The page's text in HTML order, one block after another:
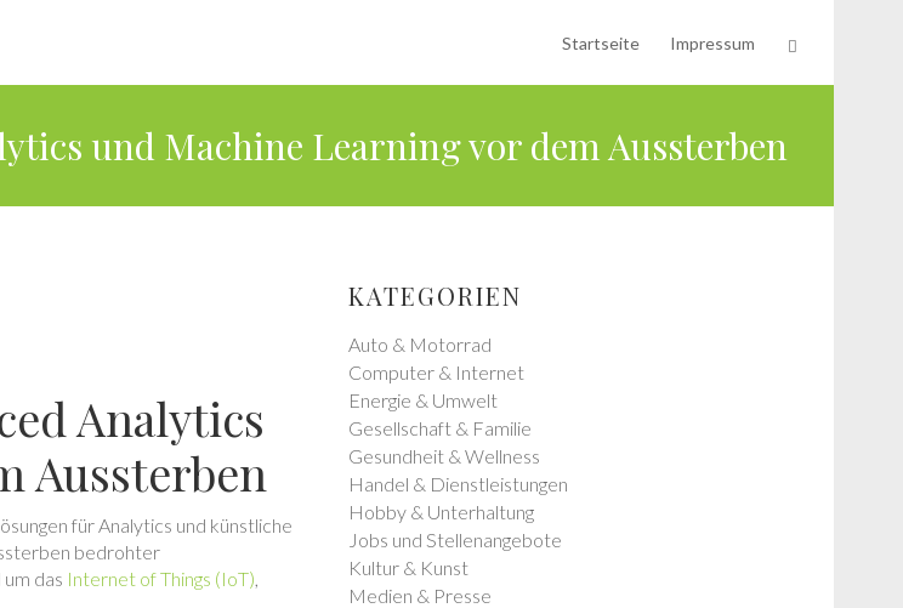
Startseite Impressum
und Machine Learning vor dem Aussterben
Analytics
Aussterben
für Analytics und künstliche
bedrohter
das Internet of Things (IoT),
KATEGORIEN
Auto & Motorrad
Computer & Internet
Energie & Umwelt
Gesellschaft & Familie
Gesundheit & Wellness
Handel & Dienstleistungen
Hobby & Unterhaltung
Jobs und Stellenangebote
Kultur & Kunst
Medien & Presse